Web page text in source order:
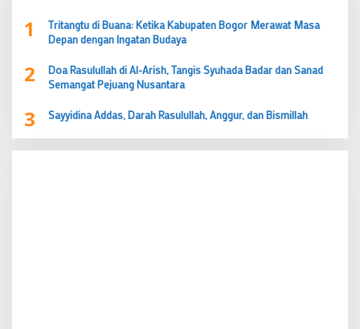
1
Tritangtu di Buana: Ketika Kabupaten Bogor Merawat Masa
Depan dengan Ingatan Budaya
2
Doa Rasulullah di Al-Arish, Tangis Syuhada Badar dan Sanad
Semangat Pejuang Nusantara
3 Sayyidina Addas, Darah Rasulullah, Anggur, dan Bismillah